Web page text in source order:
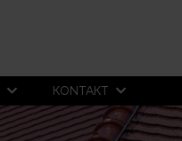
KONTAKT